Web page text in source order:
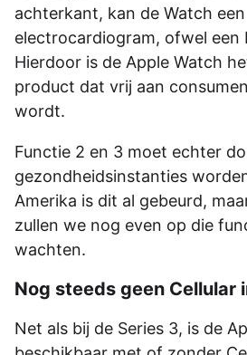
achterkant, kan de Watch een
electrocardiogram, ofwel een
Hierdoor is de Apple Watch
product dat vrij aan
wordt.
Functie 2 en 3 moet echter
gezondheidsinstanties
Amerika is dit al gebeurd,
zullen we nog even op die
wachten.
Nog steeds geen Cellular
Net als bij de Series 3, is de